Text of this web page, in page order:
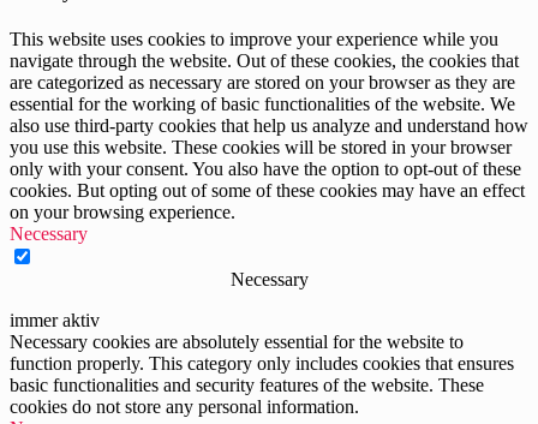
This website uses cookies to improve your experience while you
navigate through the website. Out of these cookies, the cookies that
are categorized as necessary are stored on your browser as they are
essential for the working of basic functionalities of the website. We
also use third-party cookies that help us analyze and understand how
you use this website. These cookies will be stored in your browser
only with your consent. You also have the option to opt-out of these
cookies. But opting out of some of these cookies may have an effect
on your browsing experience.
Necessary
Necessary
immer aktiv
Necessary cookies are absolutely essential for the website to
function properly. This category only includes cookies that ensures
basic functionalities and security features of the website. These
cookies do not store any personal information.